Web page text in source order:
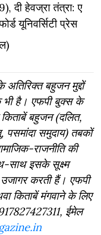
दी हेवज्रा तंत्रा: ए
यूनिवर्सिटी प्रेस
अतिरिक्‍त बहुजन मुद्दों
भी है। एफपी बुक्‍स के
किताबें बहुजन (दलित,
पसमांदा समुदाय) तबकों
राजनीति की
साथ इसके सूक्ष्म
करती हैं। एफपी
किताबें मंगवाने के लिए
ईमेल